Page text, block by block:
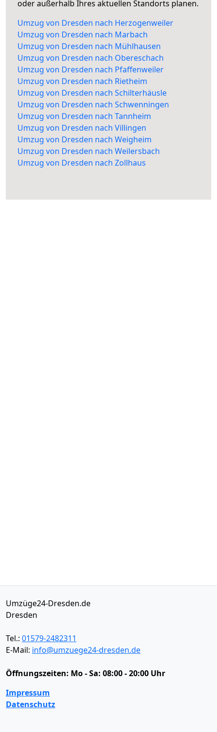
oder außerhalb Ihres aktuellen Standorts planen.
Umzug von Dresden nach Herzogenweiler
Umzug von Dresden nach Marbach
Umzug von Dresden nach Mühlhausen
Umzug von Dresden nach Obereschach
Umzug von Dresden nach Pfaffenweiler
Umzug von Dresden nach Rietheim
Umzug von Dresden nach Schilterhäusle
Umzug von Dresden nach Schwenningen
Umzug von Dresden nach Tannheim
Umzug von Dresden nach Villingen
Umzug von Dresden nach Weigheim
Umzug von Dresden nach Weilersbach
Umzug von Dresden nach Zollhaus
Umzüge24-Dresden.de
Dresden
Tel.: 01579-2482311
E-Mail: info@umzuege24-dresden.de
Öffnungszeiten: Mo - Sa: 08:00 - 20:00 Uhr
Impressum
Datenschutz